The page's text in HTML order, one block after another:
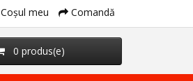
Coşul meu Comandă
0 produs(e)